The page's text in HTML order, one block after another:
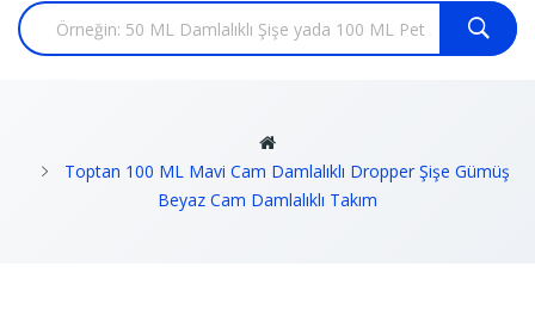
Toptan 100 ML Mavi Cam Damlalıklı Dropper Şişe Gümüş
Beyaz Cam Damlalıklı Takım